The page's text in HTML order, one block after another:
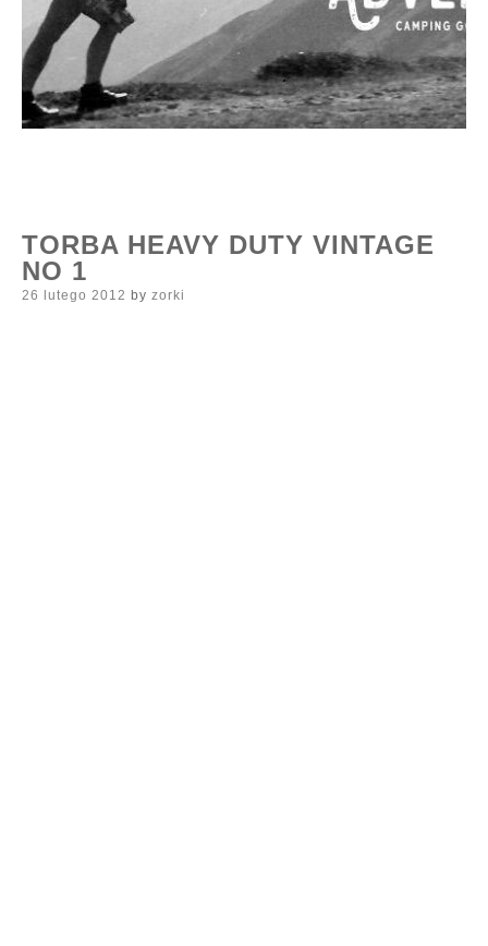
TORBA HEAVY DUTY VINTAGE
NO 1
Posted
26 lutego 2012 by zorki